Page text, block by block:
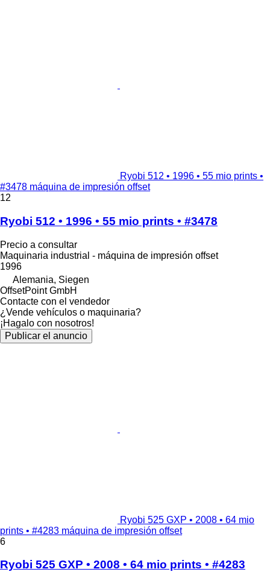
Ryobi 512 • 1996 • 55 mio prints •
#3478 máquina de impresión offset
12
Ryobi 512 • 1996 • 55 mio prints • #3478
Precio a consultar
Maquinaria industrial - máquina de impresión offset
1996
Alemania, Siegen
OffsetPoint GmbH
Contacte con el vendedor
¿Vende vehículos o maquinaria?
¡Hagalo con nosotros!
Publicar el anuncio
Ryobi 525 GXP • 2008 • 64 mio
prints • #4283 máquina de impresión offset
6
Ryobi 525 GXP • 2008 • 64 mio prints • #4283